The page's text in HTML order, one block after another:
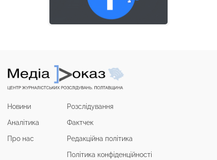
Новини
Аналітика
Про нас
Розслідування
Фактчек
Редакційна політика
Політика конфіденційності